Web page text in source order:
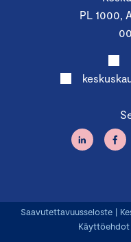
PL 1000,
Saavutettavuusseloste |
Käyttöehdot